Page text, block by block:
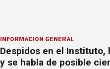
INFORMACION GENERAL
Despidos en el Instituto,
y se habla de posible